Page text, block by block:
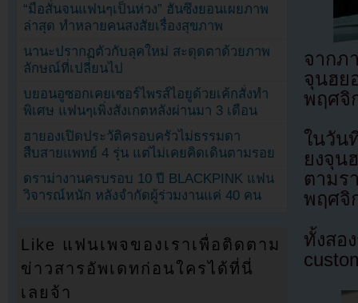
จากภ
จุนฮ
พฤศจิ
ในวัน
ยงจุน
ตามร
พฤศจิ
ทั้งสอ
“มือสั่นจนแฟนๆเป็นห่วง” ฮันซึงยอนเผยภาพ
ล่าสุด ทำหลายคนสงสัยเรื่องสุขภาพ
นานะปรากฏตัวกับลุคใหม่ สะดุดตาด้วยภาพ
ลักษณ์ที่เปลี่ยนไป
บยอนอูซอกเคยเซอร์ไพรส์ไอยูด้วยเค้กสั่งทำ
พิเศษ แฟนๆเพิ่งสังเกตหลังผ่านมา 3 เดือน
ฮายองเปิดประวัติครอบครัวไม่ธรรมดา
สืบสายแพทย์ 4 รุ่น แต่ไม่เคยคิดเดินตามรอย
ดราม่างานครบรอบ 10 ปี BLACKPINK แฟน
วิจารณ์หนัก หลังจำกัดผู้ร่วมงานแค่ 40 คน
Like แฟนเพจของเราเพื่อติดตาม
ข่าวสารอัพเดทก่อนใครได้ที่นี่
เลยจ้า